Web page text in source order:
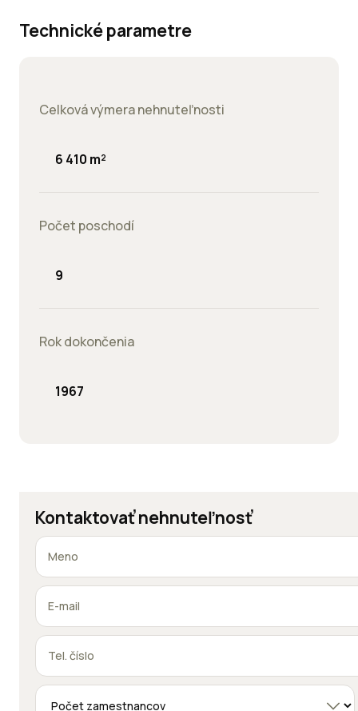
Technické parametre
Celková výmera nehnuteľnosti
6 410 m²
Počet poschodí
9
Rok dokončenia
1967
Kontaktovať nehnuteľnosť